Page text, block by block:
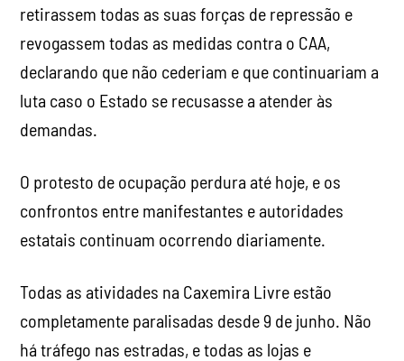
retirassem todas as suas forças de repressão e
revogassem todas as medidas contra o CAA,
declarando que não cederiam e que continuariam a
luta caso o Estado se recusasse a atender às
demandas.
O protesto de ocupação perdura até hoje, e os
confrontos entre manifestantes e autoridades
estatais continuam ocorrendo diariamente.
Todas as atividades na Caxemira Livre estão
completamente paralisadas desde 9 de junho. Não
há tráfego nas estradas, e todas as lojas e